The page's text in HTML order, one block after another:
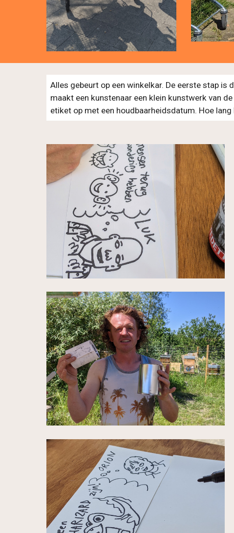
Alles gebeurt op een winkelkar. De eerste stap
maakt een kunstenaar een klein kunstwerk van
etiket op met een houdbaarheidsdatum. Hoe